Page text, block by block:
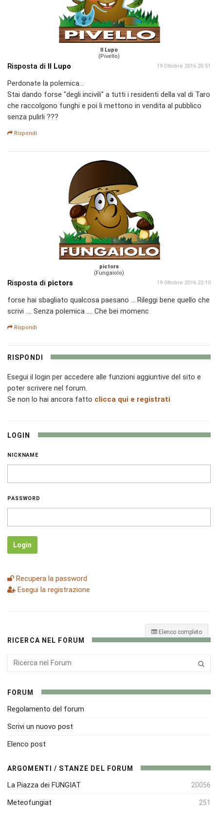
Il Lupo
(Pivello)
Risposta di Il Lupo 19 Ottobre 2016 20:51
Perdonate la polemica...
Stai dando forse "degli incivili" a tutti i residenti della val di Taro
che raccolgono funghi e poi li mettono in vendita al pubblico
senza pulirli ???
Rispondi
pictors
(Fungaiolo)
Risposta di pictors 19 Ottobre 2016 22:10
forse hai sbagliato qualcosa paesano ... Rileggi bene quello che
scrivi .... Senza polemica .... Che bei momenc
Rispondi
RISPONDI
Esegui il login per accedere alle funzioni aggiuntive del sito e
poter scrivere nel forum.
Se non lo hai ancora fatto clicca qui e registrati
LOGIN
NICKNAME
PASSWORD
Login
Recupera la password
Esegui la registrazione
Elenco completo
RICERCA NEL FORUM
FORUM
Regolamento del forum
Scrivi un nuovo post
Elenco post
ARGOMENTI / STANZE DEL FORUM
La Piazza dei FUNGIAT 20056
Meteofungiat 251